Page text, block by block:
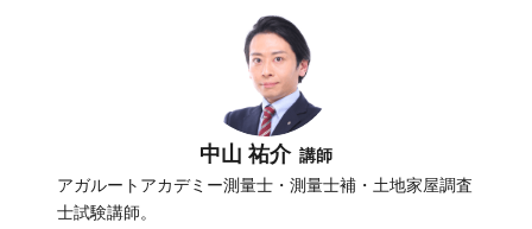
中山 祐介 講師
アガルートアカデミー測量士・測量士補・土地家屋調査
士試験講師。